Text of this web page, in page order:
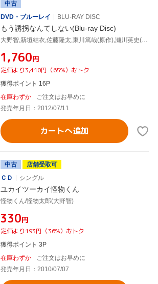
中古
DVD・ブルーレイ
BLU-RAY DISC
もう誘拐なんてしない(Blu-ray Disc)
大野智,新垣結衣,佐藤隆太,東川篤哉(原作),瀬川英史(音楽)
¥1,760円
定価より3,410円（65%）おトク
獲得ポイント 16P
在庫わずか
ご注文はお早めに
発売年月日：2012/07/11
カートへ追加
中古
店舗受取可
ＣＤ
シングル
ユカイツーカイ怪物くん
怪物くん/怪物太郎(大野智)
¥330円
定価より193円（36%）おトク
獲得ポイント 3P
在庫わずか
ご注文はお早めに
発売年月日：2010/07/07